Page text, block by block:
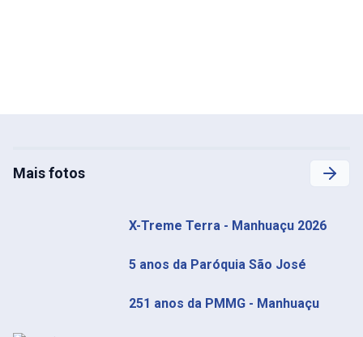
Mais fotos
X-Treme Terra - Manhuaçu 2026
5 anos da Paróquia São José
251 anos da PMMG - Manhuaçu